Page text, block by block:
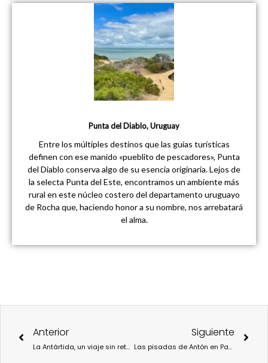
Punta del Diablo, Uruguay
Entre los múltiples destinos que las guías turísticas
definen con ese manido «pueblito de pescadores», Punta
del Diablo conserva algo de su esencia originaria. Lejos de
la selecta Punta del Este, encontramos un ambiente más
rural en este núcleo costero del departamento uruguayo
de Rocha que, haciendo honor a su nombre, nos arrebatará
el alma.
Anterior
La Antártida, un viaje sin retorno al fin del mundo
Siguiente
Las pisadas de Antón en Panamá